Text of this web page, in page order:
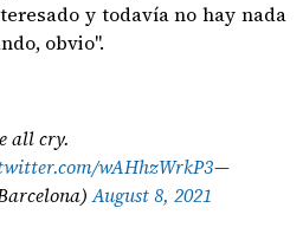
y todavía no hay nada
obvio".
all cry.
wAHhzWrkP3—
August 8, 2021